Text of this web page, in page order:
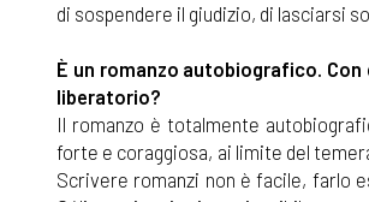
di sospendere il giudizio, di lasciarsi
È un romanzo autobiografico.
liberatorio?
Il romanzo è totalmente
forte e coraggiosa, ai limite del
Scrivere romanzi non è facile, farlo